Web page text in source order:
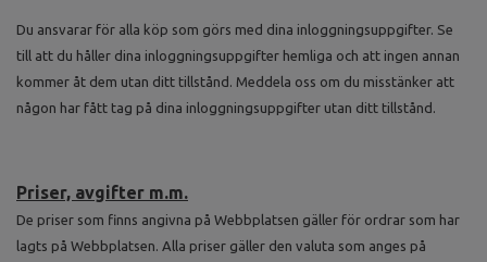
Du ansvarar för alla köp som görs med dina inloggningsuppgifter. Se
till att du håller dina inloggningsuppgifter hemliga och att ingen annan
kommer åt dem utan ditt tillstånd. Meddela oss om du misstänker att
någon har fått tag på dina inloggningsuppgifter utan ditt tillstånd.
Priser, avgifter m.m.
De priser som finns angivna på Webbplatsen gäller för ordrar som har
lagts på Webbplatsen. Alla priser gäller den valuta som anges på